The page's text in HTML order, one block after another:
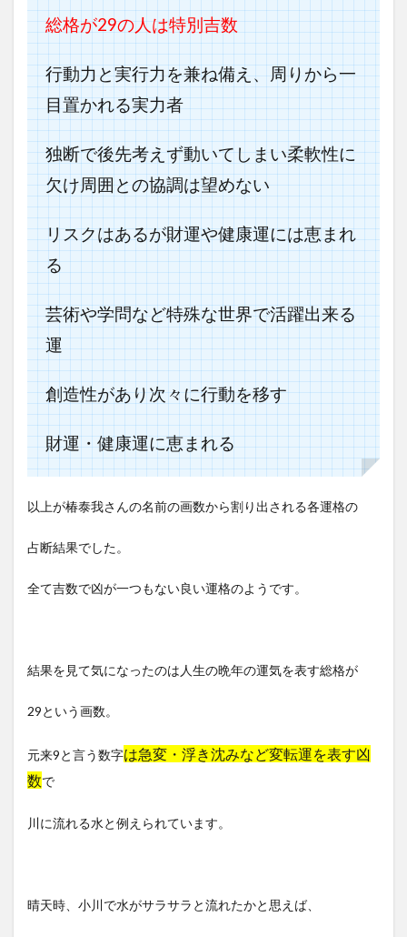
総格が29の人は特別吉数
行動力と実行力を兼ね備え、周りから一
目置かれる実力者
独断で後先考えず動いてしまい柔軟性に
欠け周囲との協調は望めない
リスクはあるが財運や健康運には恵まれ
る
芸術や学問など特殊な世界で活躍出来る
運
創造性があり次々に行動を移す
財運・健康運に恵まれる
以上が椿泰我さんの名前の画数から割り出される各運格の
占断結果でした。
全て吉数で凶が一つもない良い運格のようです。
結果を見て気になったのは人生の晩年の運気を表す総格が
29という画数。
元来9と言う数字は急変・浮き沈みなど変転運を表す凶
数で
川に流れる水と例えられています。
晴天時、小川で水がサラサラと流れたかと思えば、